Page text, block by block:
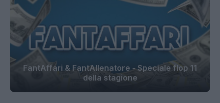
FantAffari & FantAllenatore - Speciale flop 11
della stagione